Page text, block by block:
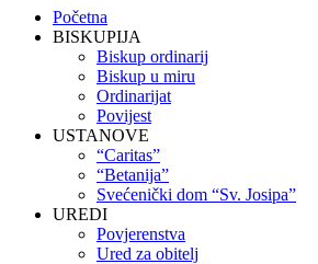
Početna
BISKUPIJA
Biskup ordinarij
Biskup u miru
Ordinarijat
Povijest
USTANOVE
“Caritas”
“Betanija”
Svećenički dom “Sv. Josipa”
UREDI
Povjerenstva
Ured za obitelj